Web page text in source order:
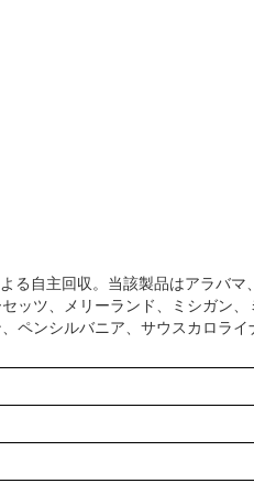
自主回収。当該製品はアラバマ
ッツ、メリーランド、ミシガン
ンシルバニア、サウスカロライ